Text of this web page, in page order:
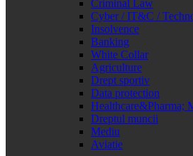
Criminal Law
Cyber / IT&C /
Insolvence
Banking
White Collar
Agriculture
Drept sportiv
Data protection
Healthcare&Pharma;
Dreptul muncii
Mediu
Aviatie